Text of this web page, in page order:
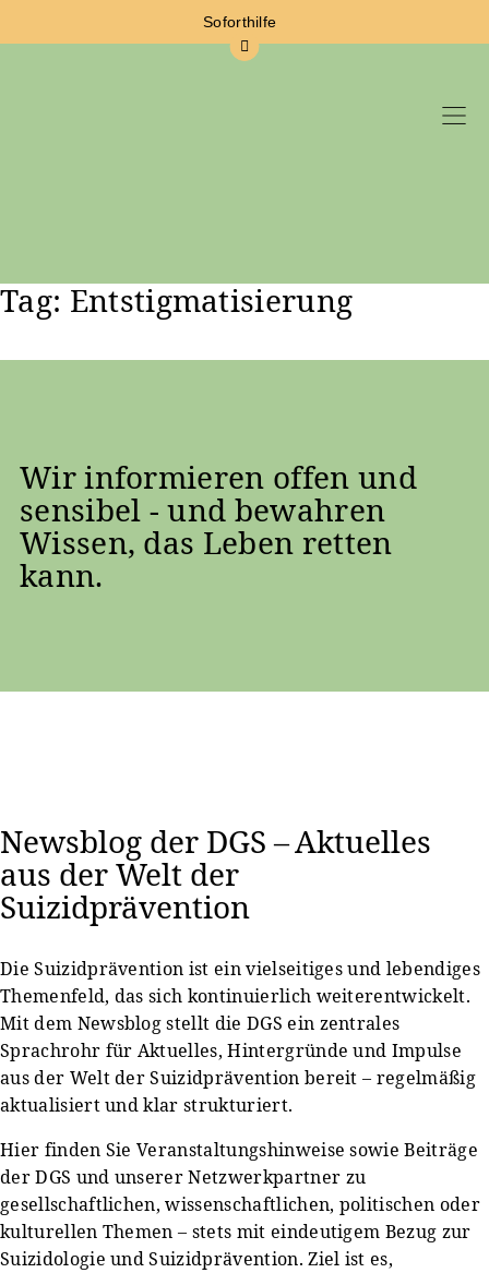
Zum Hauptinhalt springen
Soforthilfe
Tag: Entstigmatisierung
Wir informieren offen und
sensibel - und bewahren
Wissen, das Leben retten
kann.
Newsblog der DGS – Aktuelles
aus der Welt der
Suizidprävention
Die Suizidprävention ist ein vielseitiges und lebendiges
Themenfeld, das sich kontinuierlich weiterentwickelt.
Mit dem Newsblog stellt die DGS ein zentrales
Sprachrohr für Aktuelles, Hintergründe und Impulse
aus der Welt der Suizidprävention bereit – regelmäßig
aktualisiert und klar strukturiert.
Hier finden Sie Veranstaltungshinweise sowie Beiträge
der DGS und unserer Netzwerkpartner zu
gesellschaftlichen, wissenschaftlichen, politischen oder
kulturellen Themen – stets mit eindeutigem Bezug zur
Suizidologie und Suizidprävention. Ziel ist es,